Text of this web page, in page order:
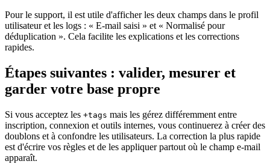
Pour le support, il est utile d'afficher les deux champs dans le profil
utilisateur et les logs : « E-mail saisi » et « Normalisé pour
déduplication ». Cela facilite les explications et les corrections
rapides.
Étapes suivantes : valider, mesurer et
garder votre base propre
Si vous acceptez les +tags mais les gérez différemment entre
inscription, connexion et outils internes, vous continuerez à créer des
doublons et à confondre les utilisateurs. La correction la plus rapide
est d'écrire vos règles et de les appliquer partout où le champ e-mail
apparaît.